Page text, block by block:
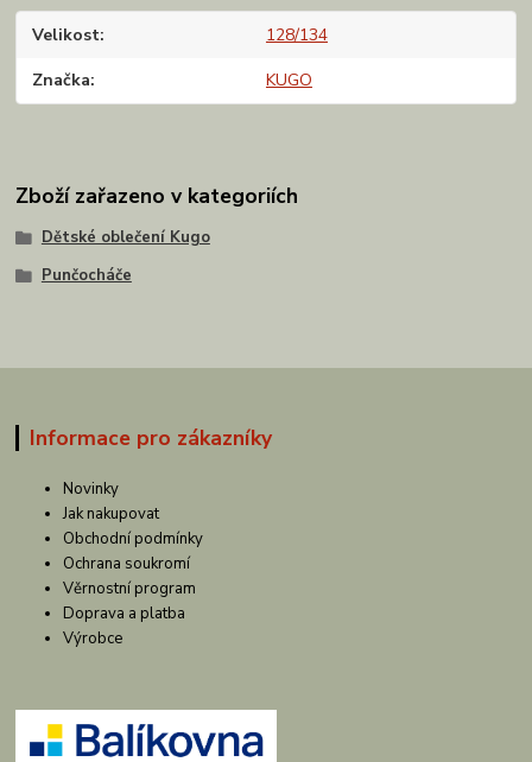
Velikost 128/134
Značka KUGO
Zboží zařazeno v kategoriích
Dětské oblečení Kugo
Punčocháče
Informace pro zákazníky
Novinky
Jak nakupovat
Obchodní podmínky
Ochrana soukromí
Věrnostní program
Doprava a platba
Výrobce